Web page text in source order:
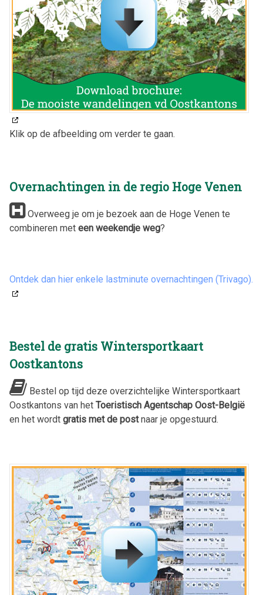
Klik op de afbeelding om verder te gaan.
Overnachtingen in de regio Hoge Venen
Overweeg je om je bezoek aan de Hoge Venen te
combineren met een weekendje weg?
Ontdek dan hier enkele lastminute overnachtingen (Trivago).
Bestel de gratis Wintersportkaart
Oostkantons
Bestel op tijd deze overzichtelijke Wintersportkaart
Oostkantons van het Toeristisch Agentschap Oost-België
en het wordt gratis met de postnaar je opgestuurd.